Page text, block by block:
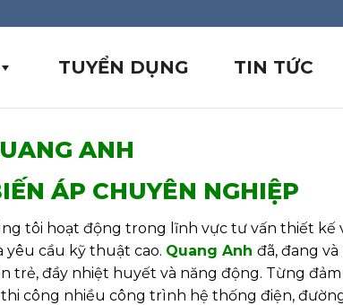
TUYỂN DỤNG TIN TỨC
ANH
ÁP CHUYÊN NGHIỆP
tôi hoạt động trong lĩnh vực tư vấn thiết kế
yêu cầu kỹ thuật cao. Quang Anh đã, đang
trẻ, đầy nhiệt huyết và năng động. Từng
công nhiều công trình hệ thống điện,